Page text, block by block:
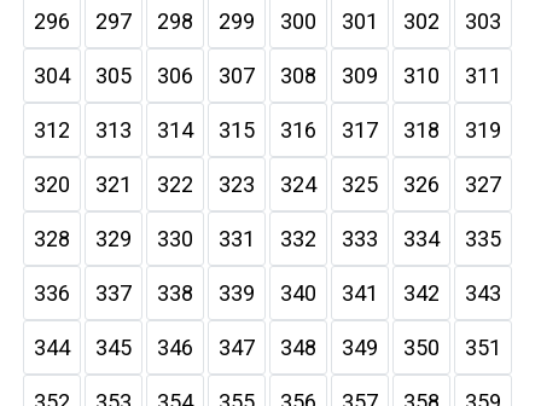
296 297 298 299 300 301 302 303
304 305 306 307 308 309 310 311
312 313 314 315 316 317 318 319
320 321 322 323 324 325 326 327
328 329 330 331 332 333 334 335
336 337 338 339 340 341 342 343
344 345 346 347 348 349 350 351